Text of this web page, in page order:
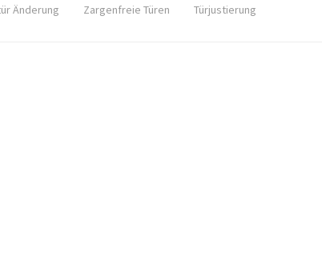
Änderung Zargenfreie Türen Türjustierung